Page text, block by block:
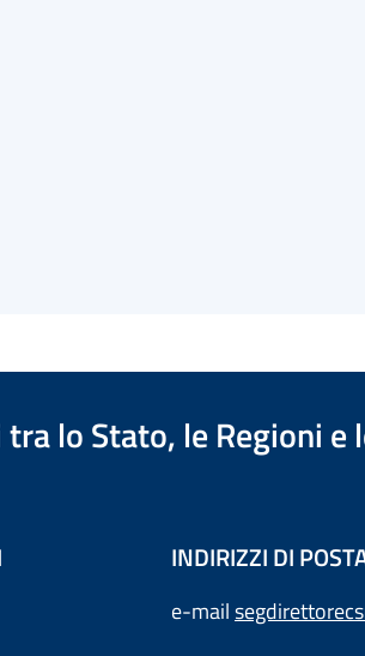
lo Stato, le Regioni
INDIRIZZI DI
e-mail